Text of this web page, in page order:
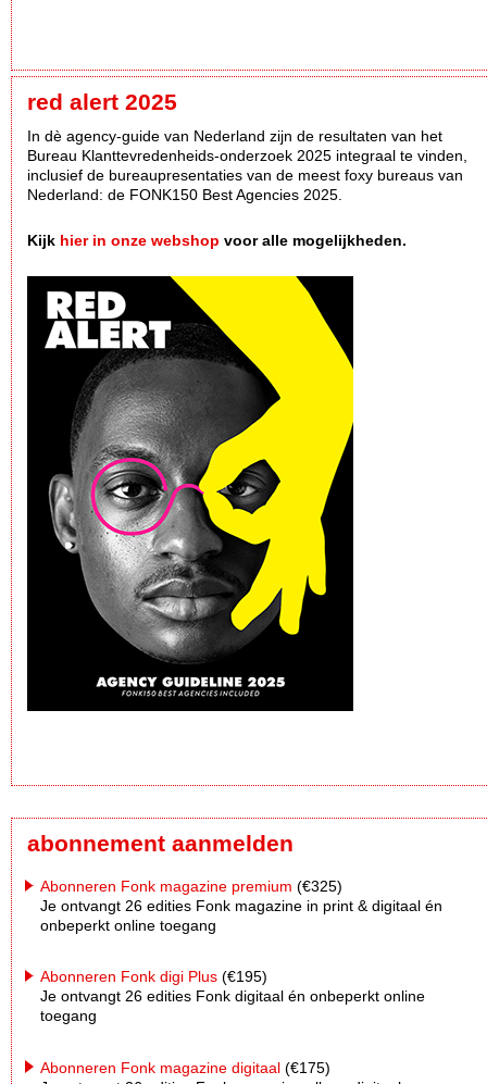
red alert 2025
In dè agency-guide van Nederland zijn de resultaten van het
Bureau Klanttevredenheids-onderzoek 2025 integraal te vinden,
inclusief de bureaupresentaties van de meest foxy bureaus van
Nederland: de FONK150 Best Agencies 2025.
Kijk hier in onze webshop voor alle mogelijkheden.
abonnement aanmelden
Abonneren Fonk magazine premium (€325)
Je ontvangt 26 edities Fonk magazine in print & digitaal én
onbeperkt online toegang
Abonneren Fonk digi Plus (€195)
Je ontvangt 26 edities Fonk digitaal én onbeperkt online
toegang
Abonneren Fonk magazine digitaal (€175)